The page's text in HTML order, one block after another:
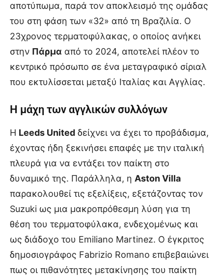
αποτύπωμα, παρά τον αποκλεισμό της ομάδας
του στη φάση των «32» από τη Βραζιλία. Ο
23χρονος τερματοφύλακας, ο οποίος ανήκει
στην Πάρμα από το 2024, αποτελεί πλέον το
κεντρικό πρόσωπο σε ένα μεταγραφικό σίριαλ
που εκτυλίσσεται μεταξύ Ιταλίας και Αγγλίας.
Η μάχη των αγγλικών συλλόγων
Η Leeds United δείχνει να έχει το προβάδισμα,
έχοντας ήδη ξεκινήσει επαφές με την ιταλική
πλευρά για να εντάξει τον παίκτη στο
δυναμικό της. Παράλληλα, η Aston Villa
παρακολουθεί τις εξελίξεις, εξετάζοντας τον
Suzuki ως μια μακροπρόθεσμη λύση για τη
θέση του τερματοφύλακα, ενδεχομένως και
ως διάδοχο του Emiliano Martinez. Ο έγκριτος
δημοσιογράφος Fabrizio Romano επιβεβαιώνει
πως οι πιθανότητες μετακίνησης του παίκτη